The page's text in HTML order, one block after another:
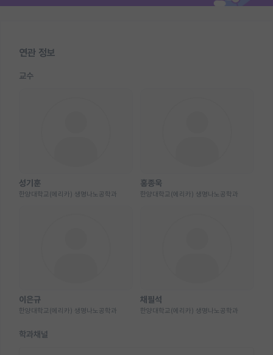
연관 정보
교수
성기훈
한양대학교(에리카) 생명나노공학과
홍종욱
한양대학교(에리카) 생명나노공학과
이은규
한양대학교(에리카) 생명나노공학과
채필석
한양대학교(에리카) 생명나노공학과
학과채널